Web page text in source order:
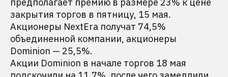
закрытия торгов в пятницу, 15 мая.
Акционеры NextEra получат 74,5%
объединенной компании, акционеры
Dominion — 25,5%.
Акции Dominion в начале торгов 18 мая